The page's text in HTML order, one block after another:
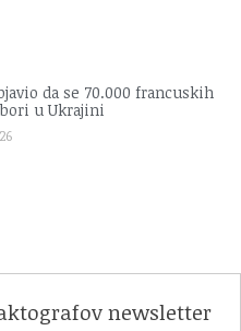
da se 70.000 francuskih
u Ukrajini
newsletter